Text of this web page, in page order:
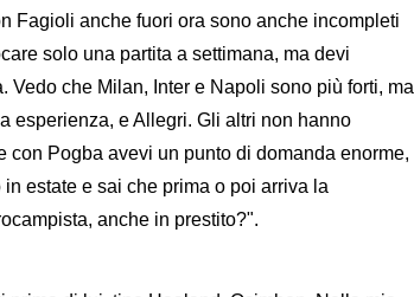
Fagioli anche fuori ora sono anche incompleti
solo una partita a settimana, ma devi
che Milan, Inter e Napoli sono più forti, ma
esperienza, e Allegri. Gli altri non hanno
Pogba avevi un punto di domanda enorme,
estate e sai che prima o poi arriva la
anche in prestito?".